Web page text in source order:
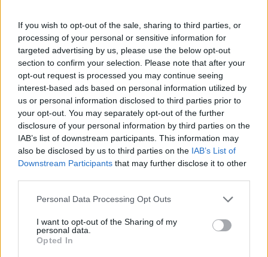
If you wish to opt-out of the sale, sharing to third parties, or
processing of your personal or sensitive information for
targeted advertising by us, please use the below opt-out
section to confirm your selection. Please note that after your
opt-out request is processed you may continue seeing
interest-based ads based on personal information utilized by
us or personal information disclosed to third parties prior to
your opt-out. You may separately opt-out of the further
disclosure of your personal information by third parties on the
IAB’s list of downstream participants. This information may
also be disclosed by us to third parties on the IAB’s List of
Downstream Participants that may further disclose it to other
Personal Data Processing Opt Outs
I want to opt-out of the Sharing of my
personal data.
Opted In
Letra Me Gustas
Letra Buscate
Letra La Soledad
Letra Si Pudiera Amarte Mas Salsa Libre
+ Letras de Salsa Libre